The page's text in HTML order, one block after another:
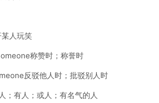
人玩笑
称赞时；称誉时
反驳他人时；批驳别人时
；有人；或人；有名气的人